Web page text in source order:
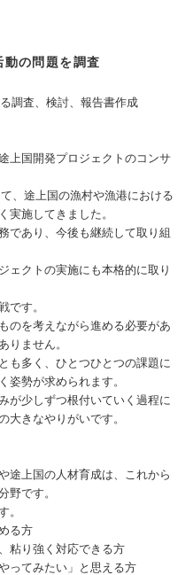
動の問題を調査
調査、検討、報告書作成
上国開発プロジェクトのコンサ
、途上国の漁村や漁港における
実施してきました。
であり、今後も継続して取り組
ェクトの実施にも本格的に取り
です。
のを考えながら進める必要があ
りません。
も多く、ひとつひとつの課題に
姿勢が求められます。
が少しずつ根付いていく過程に
大きなやりがいです。
途上国の人材育成は、これから
野です。
。
る方
粘り強く対応できる方
ってみたい」と思える方